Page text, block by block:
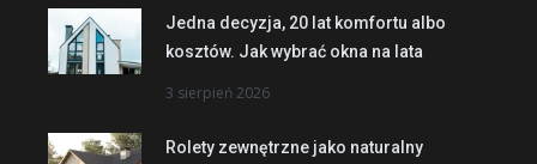
Jedna decyzja, 20 lat komfortu albo
kosztów. Jak wybrać okna na lata
3 sierpień 2026
Rolety zewnętrzne jako naturalny